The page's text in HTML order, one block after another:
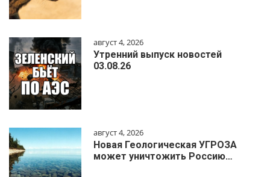
август 4, 2026
Утренний выпуск новостей
03.08.26
август 4, 2026
Новая Геологическая УГРОЗА
может уничтожить Россию…